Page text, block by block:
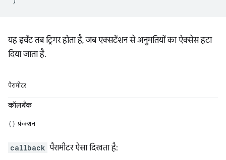
यह इवेंट तब ट्रिगर होता है, जब एक्सटेंशन से अनुमतियों का ऐक्सेस हटा
दिया जाता है.
पैरामीटर
कॉलबैक
फ़ंक्शन
callback पैरामीटर ऐसा दिखता है: